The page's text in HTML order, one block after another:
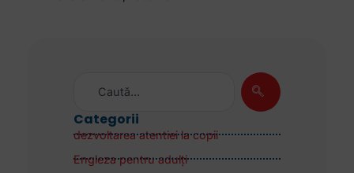
Categorii
dezvoltarea atentiei la copii
Engleza pentru adulţi